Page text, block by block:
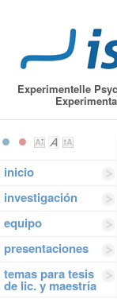
Experimentelle
inicio
investigación
equipo
presentaciones
temas para tesis
de lic. y maestría